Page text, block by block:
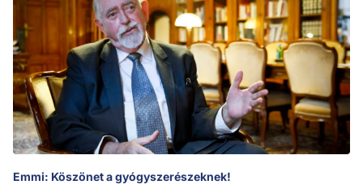
Emmi: Köszönet a gyógyszerészeknek!